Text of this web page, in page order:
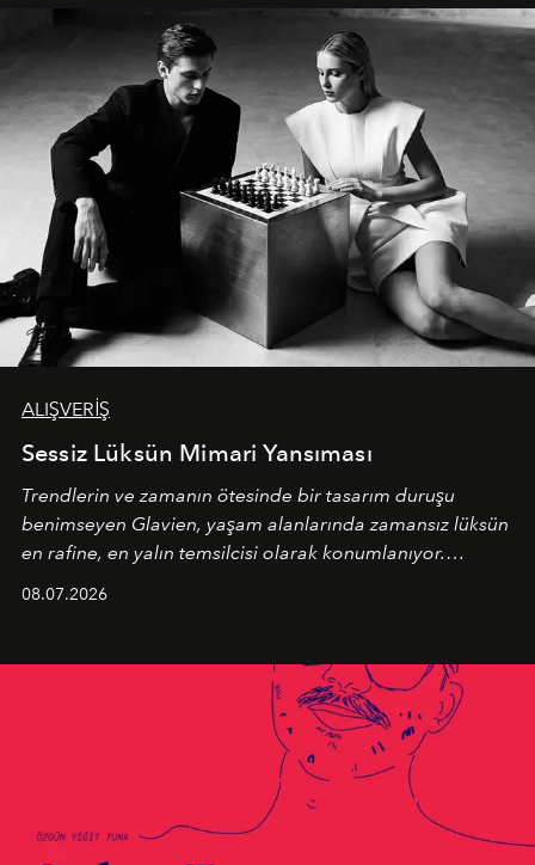
ALIŞVERİŞ
Sessiz Lüksün Mimari Yansıması
Trendlerin ve zamanın ötesinde bir tasarım duruşu
benimseyen Glavien, yaşam alanlarında zamansız lüksün
en rafine, en yalın temsilcisi olarak konumlanıyor.
08.07.2026